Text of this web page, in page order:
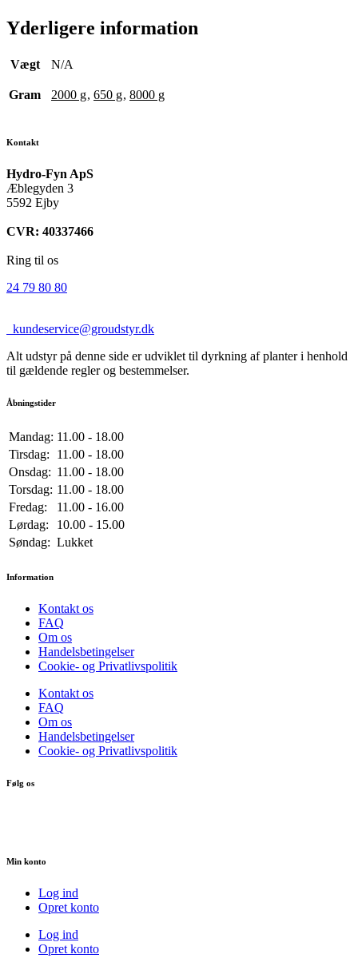
Yderligere information
Vægt N/A
Gram 2000 g, 650 g, 8000 g
Kontakt
Hydro-Fyn ApS
Æblegyden 3
5592 Ejby
CVR: 40337466
Ring til os
24 79 80 80
kundeservice@groudstyr.dk
Alt udstyr på denne side er udviklet til dyrkning af planter i henhold
til gældende regler og bestemmelser.
Åbningstider
Mandag: 11.00 - 18.00
Tirsdag:
11.00 - 18.00
Onsdag: 11.00 - 18.00
Torsdag: 11.00 - 18.00
Fredag:
11.00 - 16.00
Lørdag:
10.00 - 15.00
Søndag: Lukket
Information
Kontakt os
FAQ
Om os
Handelsbetingelser
Cookie- og Privatlivspolitik
Kontakt os
FAQ
Om os
Handelsbetingelser
Cookie- og Privatlivspolitik
Følg os
Min konto
Log ind
Opret konto
Log ind
Opret konto